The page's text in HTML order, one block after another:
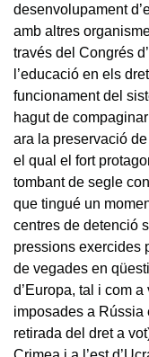
desenvolupament
amb altres
través del Congrés
l’educació en els
funcionament del
hagut de
ara la preservació
el qual el fort
tombant de segle
que tingué un
centres de detenció
pressions exercides
de vegades en
d’Europa, tal i com
imposades a Rússia
retirada del dret a